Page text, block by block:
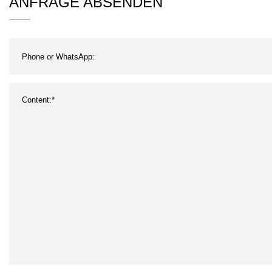
Gewürzschubladen-Organizer